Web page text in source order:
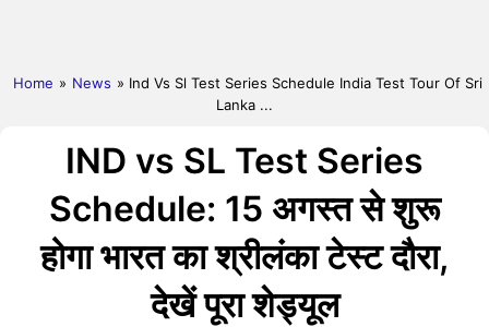
Home » News » Ind Vs Sl Test Series Schedule India Test Tour Of Sri
Lanka ...
IND vs SL Test Series
Schedule: 15 अगस्त से शुरू
होगा भारत का श्रीलंका टेस्ट दौरा,
देखें पूरा शेड्यूल